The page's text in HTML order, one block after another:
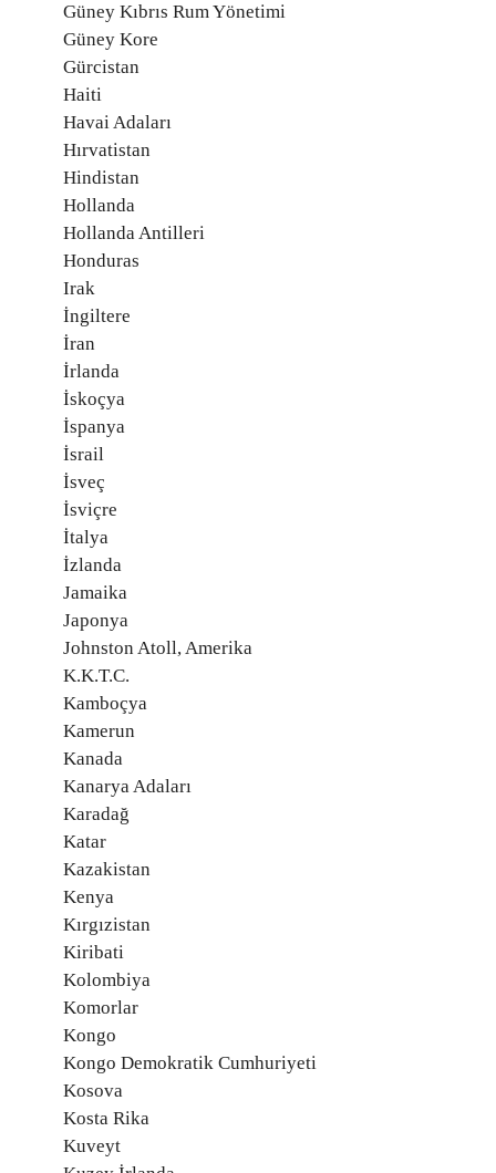
Güney Kıbrıs Rum Yönetimi
Güney Kore
Gürcistan
Haiti
Havai Adaları
Hırvatistan
Hindistan
Hollanda
Hollanda Antilleri
Honduras
Irak
İngiltere
İran
İrlanda
İskoçya
İspanya
İsrail
İsveç
İsviçre
İtalya
İzlanda
Jamaika
Japonya
Johnston Atoll, Amerika
K.K.T.C.
Kamboçya
Kamerun
Kanada
Kanarya Adaları
Karadağ
Katar
Kazakistan
Kenya
Kırgızistan
Kiribati
Kolombiya
Komorlar
Kongo
Kongo Demokratik Cumhuriyeti
Kosova
Kosta Rika
Kuveyt